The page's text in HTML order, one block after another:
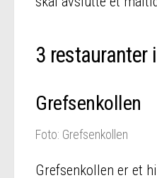
3 restauranter
Grefsenkollen
Foto: Grefsenkollen
Grefsenkollen er et